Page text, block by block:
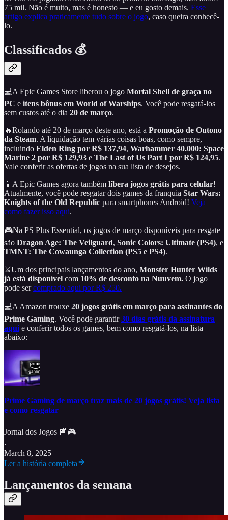
75 mil. Não é muito, mas é honesto — e eu gosto demais. Esse
artigo explica praticamente tudo sobre o jogo, caso queira conhecê-
lo.
Classificados 💰
💻A Epic Games Store liberou o jogo Mortal Shell de graça no
PC e itens bônus em World of Warships. Você pode resgatá-los
sem custos até o dia 20 de março.
🔥Rolando até 20 de março deste ano, está a Promoção de Outono
da Steam. A liquidação tem várias coisas boas, como sempre,
incluindo Elden Ring por R$ 137,94, Warhammer 40.000: Space
Marine 2 por R$ 129,93 e The Last of Us Part I por R$ 124,95.
Vale conferir as ofertas de jogos na sua lista de desejos.
📱A Epic Games agora também libera jogos grátis para celular!
Atualmente, você pode resgatar dois games da franquia Star Wars:
Knights of the Old Republic para smartphones Android! Veja
como fazer isso aqui.
🎮Na PS Plus Essential, os jogos de março disponíveis para resgate
são Dragon Age: The Veilguard, Sonic Colors: Ultimate (PS4), e
TMNT: The Cowaunga Collection (PS5 e PS4).
⚔️Um dos principais lançamentos do ano, Monster Hunter Wilds
já está disponível com 10% de desconto na Nuuvem. O jogo
pode sercomprado aqui por R$ 250.
💻A Amazon trouxe 20 jogos grátis em março para assinantes do
Prime Gaming. Você pode garantir30 dias grátis da assinatura
aqui e conferir todos os games, bem como resgatá-los, na lista
abaixo:
Prime Gaming de março traz mais de 20 jogos grátis! Veja lista
e como resgatar
Jornal dos Jogos 📰🎮
·
March 8, 2025
Ler a história completa
Lançamentos da semana